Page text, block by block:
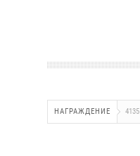
НАГРАЖДЕНИЕ 4135